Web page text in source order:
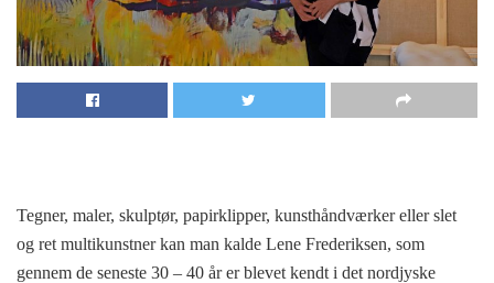
Tegner, maler, skulptør, papirklipper, kunsthåndværker eller slet
og ret multikunstner kan man kalde Lene Frederiksen, som
gennem de seneste 30 – 40 år er blevet kendt i det nordjyske